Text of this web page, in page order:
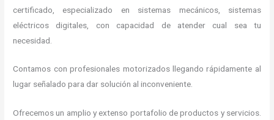
certificado, especializado en sistemas mecánicos, sistemas
eléctricos digitales, con capacidad de atender cual sea tu
necesidad.
Contamos con profesionales motorizados llegando rápidamente al
lugar señalado para dar solución al inconveniente.
Ofrecemos un amplio y extenso portafolio de productos y servicios.